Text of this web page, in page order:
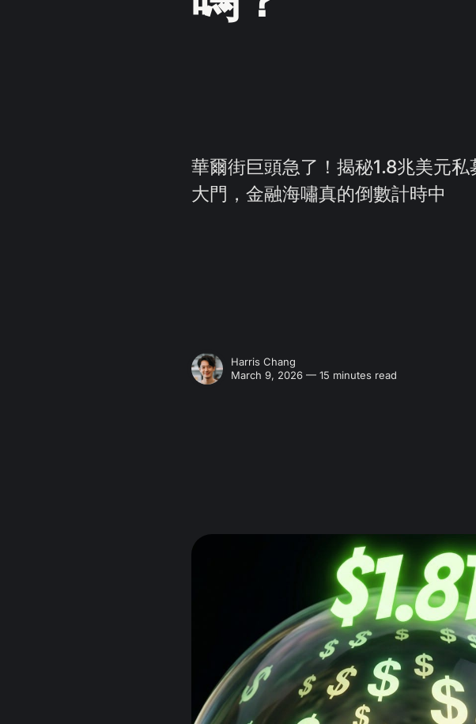
華爾街巨頭急了！揭秘1.8兆美元
大門，金融海嘯真的倒數計時中
Harris Chang
March 9, 2026 — 15 minutes read